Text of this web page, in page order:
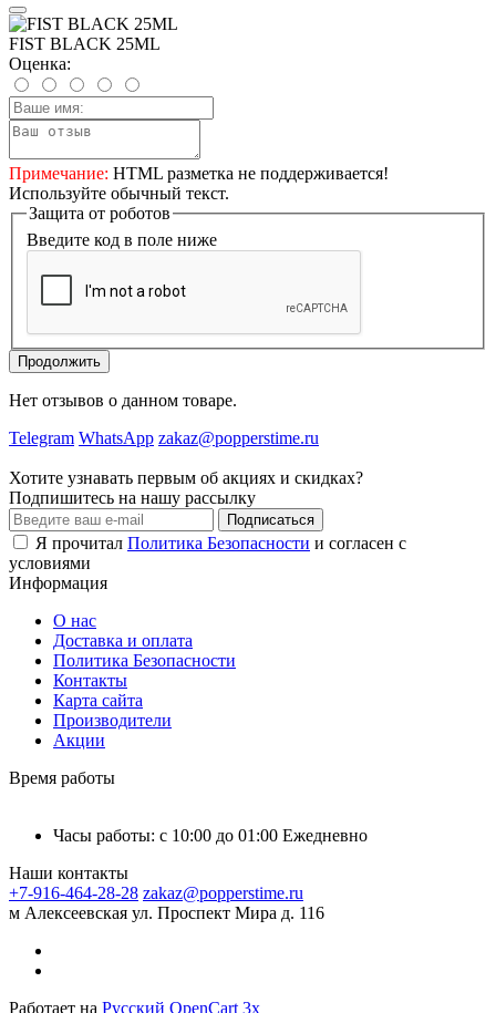
FIST BLACK 25ML
Оценка:
Примечание: HTML разметка не поддерживается!
Используйте обычный текст.
Защита от роботов
Введите код в поле ниже
Продолжить
Нет отзывов о данном товаре.
Telegram WhatsApp zakaz@popperstime.ru
Хотите узнавать первым об акциях и скидках?
Подпишитесь на нашу рассылку
Подписаться
Я прочитал Политика Безопасности и согласен с
условиями
Информация
О нас
Доставка и оплата
Политика Безопасности
Контакты
Карта сайта
Производители
Акции
Время работы
Часы работы: с 10:00 до 01:00 Ежедневно
Наши контакты
+7-916-464-28-28 zakaz@popperstime.ru
м Алексеевская ул. Проспект Мира д. 116
Работает на Русский OpenCart 3х